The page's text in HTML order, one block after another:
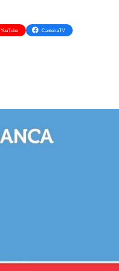
YouTube CanteiraTV